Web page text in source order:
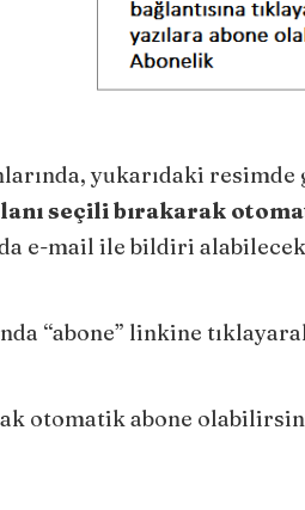
yukarıdaki
seçili bırakarak
e-mail ile bildiri
“abone” linkine
otomatik abone